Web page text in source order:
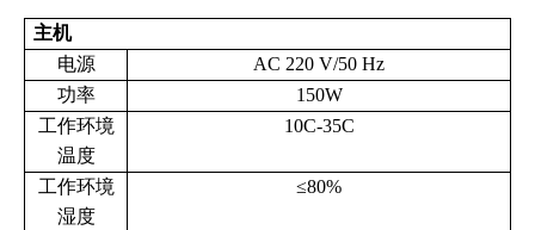
主机
电源
AC 220 V/50 Hz
功率
150W
工作环境
温度
10C-35C
工作环境
湿度
≤80%